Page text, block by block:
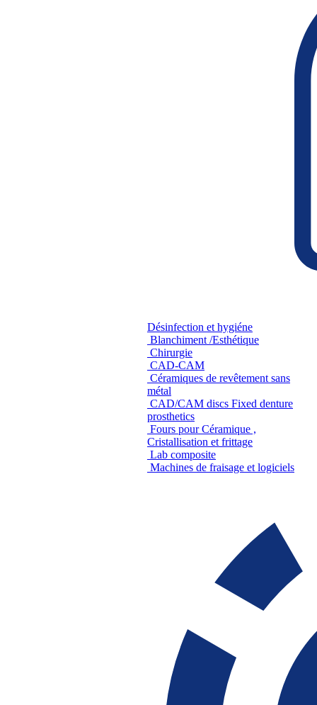
Désinfection et hygiéne
Blanchiment /Esthétique
Chirurgie
CAD-CAM
Céramiques de revêtement sans
métal
CAD/CAM discs Fixed denture
prosthetics
Fours pour Céramique ,
Cristallisation et frittage
Lab composite
Machines de fraisage et logiciels